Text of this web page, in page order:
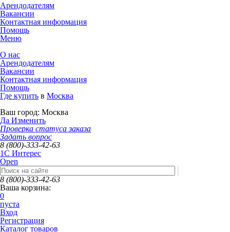
Арендодателям
Вакансии
Контактная информация
Помощь
Меню
О нас
Арендодателям
Вакансии
Контактная информация
Помощь
Где купить в Москва
Ваш город: Москва
Да Изменить
Проверка статуса заказа
Задать вопрос
8 (800)-333-42-63
1C Интерес
Open
8 (800)-333-42-63
Ваша корзина:
0
пуста
Вход
Регистрация
Каталог товаров